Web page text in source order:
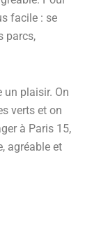
facile : se
parcs,
un plaisir. On
verts et on
à Paris 15,
agréable et